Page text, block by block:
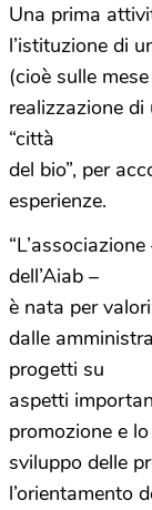
Una prima
l’istituzione di
(cioè sulle
realizzazione
“città
del bio”, per
esperienze.
dell’Aiab –
è nata per
dalle
progetti su
aspetti
promozione e lo
sviluppo delle
l’orientamento